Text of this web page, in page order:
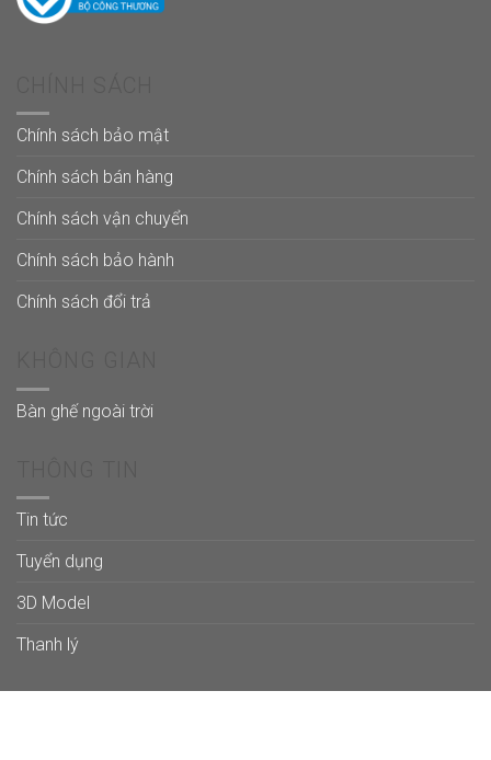
Chính sách bảo mật
Chính sách bán hàng
Chính sách vận chuyển
Chính sách bảo hành
Chính sách đổi trả
Bàn ghế ngoài trời
Tin tức
Tuyển dụng
3D Model
Thanh lý